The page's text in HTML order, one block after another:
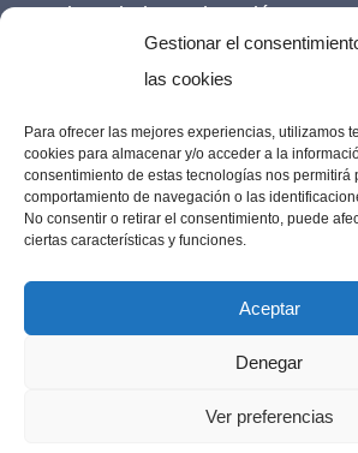
Gestionar el
las cookies
Para ofrecer las mejores experiencias, utilizamos
cookies para almacenar y/o acceder a la
consentimiento de estas tecnologías nos permitirá
comportamiento de navegación o las
No consentir o retirar el consentimiento, puede
ciertas características y funciones.
Aceptar
Denegar
Ver preferencias
Financiado por la Unión
NextGenerationEU.
Imprenta Los Remedios ©